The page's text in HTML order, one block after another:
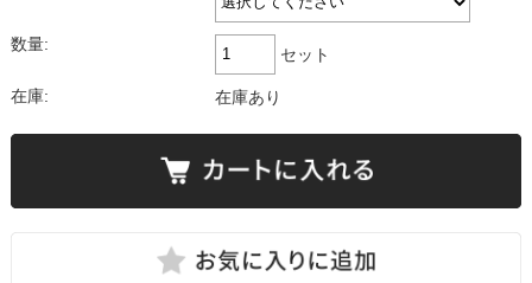
数量:
セット
在庫: 在庫あり